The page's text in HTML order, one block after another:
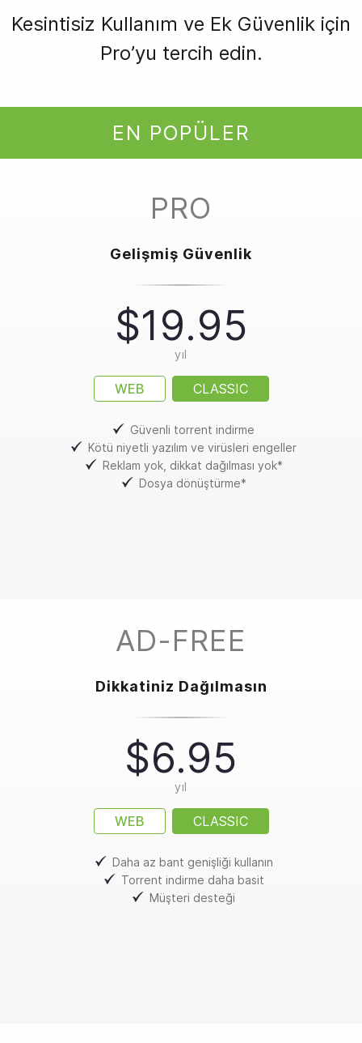
Kesintisiz Kullanım ve Ek Güvenlik için
Pro’yu tercih edin.
EN POPÜLER
PRO
Gelişmiş Güvenlik
$19.95
yıl
WEB CLASSIC
Güvenli torrent indirme
Kötü niyetli yazılım ve virüsleri engeller
Reklam yok, dikkat dağılması yok*
Dosya dönüştürme*
AD-FREE
Dikkatiniz Dağılmasın
$6.95
yıl
WEB CLASSIC
Daha az bant genişliği kullanın
Torrent indirme daha basit
Müşteri desteği